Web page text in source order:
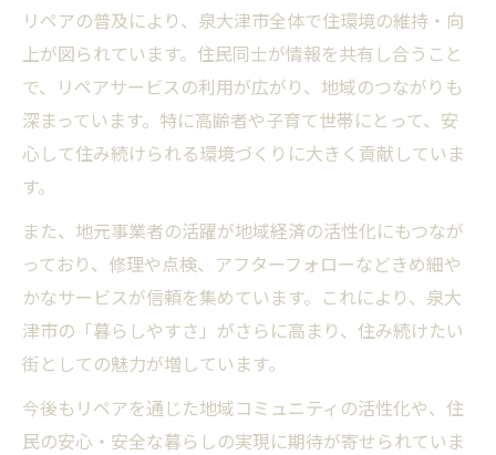
リペアの普及により、泉大津市全体で住環境の維持・向
上が図られています。住民同士が情報を共有し合うこと
で、リペアサービスの利用が広がり、地域のつながりも
深まっています。特に高齢者や子育て世帯にとって、安
心して住み続けられる環境づくりに大きく貢献していま
す。
また、地元事業者の活躍が地域経済の活性化にもつなが
っており、修理や点検、アフターフォローなどきめ細や
かなサービスが信頼を集めています。これにより、泉大
津市の「暮らしやすさ」がさらに高まり、住み続けたい
街としての魅力が増しています。
今後もリペアを通じた地域コミュニティの活性化や、住
民の安心・安全な暮らしの実現に期待が寄せられていま